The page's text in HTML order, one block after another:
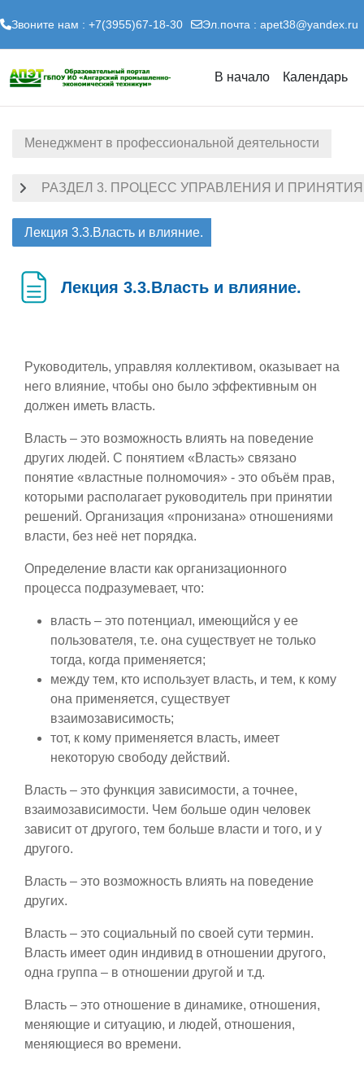
Звоните нам : +7(3955)67-18-30 Эл.почта : apet38@yandex.ru
В начало Календарь
Менеджмент в профессиональной деятельности
РАЗДЕЛ 3. ПРОЦЕСС УПРАВЛЕНИЯ И
Лекция 3.3.Власть и влияние.
Лекция 3.3.Власть и влияние.
Руководитель, управляя коллективом, оказывает на
него влияние, чтобы оно было эффективным он
должен иметь власть.
Власть – это возможность влиять на поведение
других людей. С понятием «Власть» связано
понятие «властные полномочия» - это объём прав,
которыми располагает руководитель при принятии
решений. Организация «пронизана» отношениями
власти, без неё нет порядка.
Определение власти как организационного
процесса подразумевает, что:
власть – это потенциал, имеющийся у ее
пользователя, т.е. она существует не только
тогда, когда применяется;
между тем, кто использует власть, и тем, к кому
она применяется, существует
взаимозависимость;
тот, к кому применяется власть, имеет
некоторую свободу действий.
Власть – это функция зависимости, а точнее,
взаимозависимости. Чем больше один человек
зависит от другого, тем больше власти и того, и у
другого.
Власть – это возможность влиять на поведение
других.
Власть – это социальный по своей сути термин.
Власть имеет один индивид в отношении другого,
одна группа – в отношении другой и т.д.
Власть – это отношение в динамике, отношения,
меняющие и ситуацию, и людей, отношения,
меняющиеся во времени.